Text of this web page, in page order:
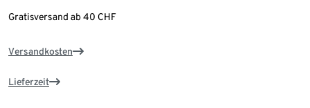
Gratisversand ab 40 CHF
Versandkosten
Lieferzeit